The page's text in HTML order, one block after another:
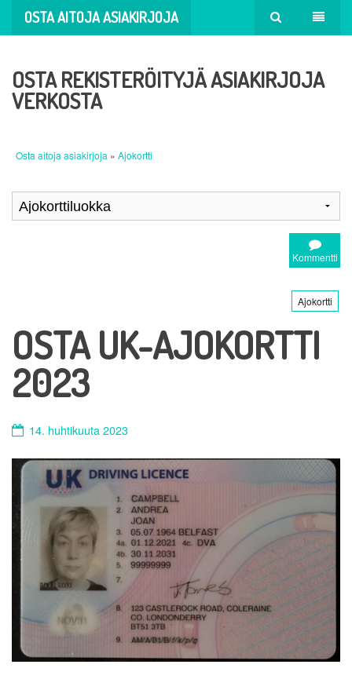
OSTA AITOJA ASIAKIRJOJA
OSTA REKISTERÖITYJÄ ASIAKIRJOJA
VERKOSTA
Osta aitoja asiakirjoja » Ajokortti
Kommentti
Ajokortti
OSTA UK-AJOKORTTI
2023
14. huhtikuuta 2023